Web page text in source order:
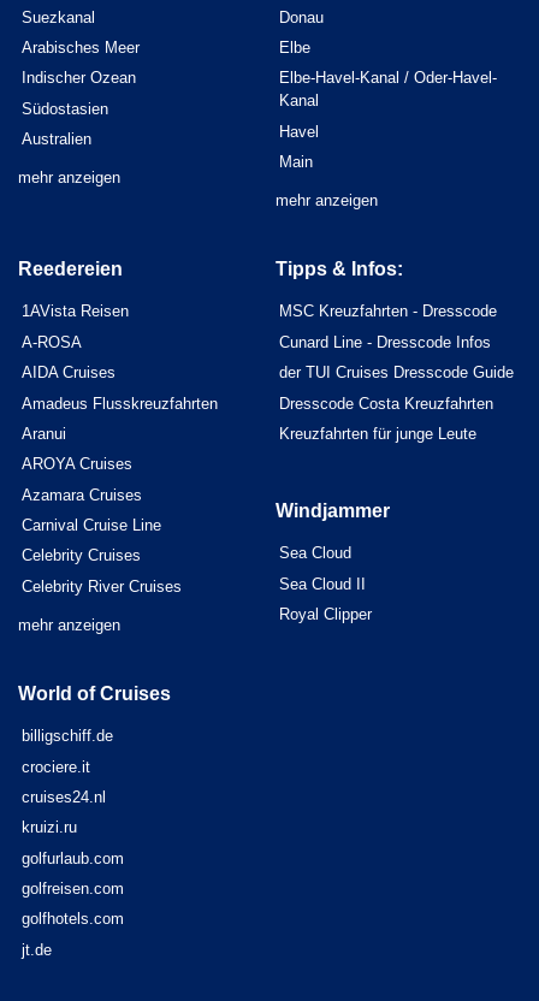
Suezkanal
Arabisches Meer
Indischer Ozean
Südostasien
Australien
mehr anzeigen
Donau
Elbe
Elbe-Havel-Kanal / Oder-Havel-
Kanal
Havel
Main
mehr anzeigen
Reedereien
1AVista Reisen
A-ROSA
AIDA Cruises
Amadeus Flusskreuzfahrten
Aranui
AROYA Cruises
Azamara Cruises
Carnival Cruise Line
Celebrity Cruises
Celebrity River Cruises
mehr anzeigen
Tipps & Infos:
MSC Kreuzfahrten - Dresscode
Cunard Line - Dresscode Infos
der TUI Cruises Dresscode Guide
Dresscode Costa Kreuzfahrten
Kreuzfahrten für junge Leute
Windjammer
Sea Cloud
Sea Cloud II
Royal Clipper
World of Cruises
billigschiff.de
crociere.it
cruises24.nl
kruizi.ru
golfurlaub.com
golfreisen.com
golfhotels.com
jt.de